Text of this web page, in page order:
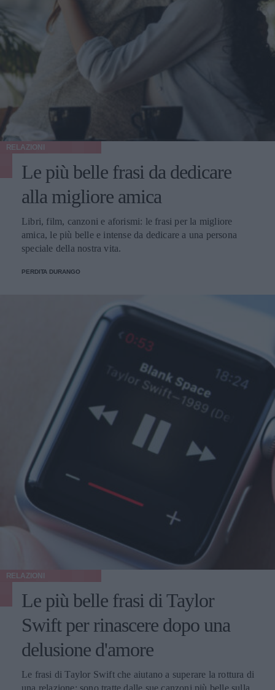
RELAZIONI
Le più belle frasi da dedicare
alla migliore amica
Libri, film, canzoni e aforismi: le frasi per la migliore
amica, le più belle e intense da dedicare a una persona
speciale della nostra vita.
PERDITA DURANGO
RELAZIONI
Le più belle frasi di Taylor
Swift per rinascere dopo una
delusione d'amore
Le frasi di Taylor Swift che aiutano a superare la rottura di
una relazione: sono tratte dalle sue canzoni più belle sulla